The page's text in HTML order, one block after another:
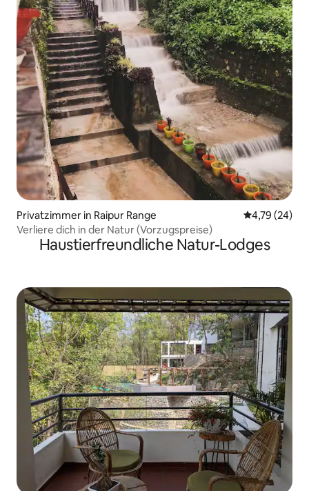
Privatzimmer in Raipur Range
4,79 (24)
Verliere dich in der Natur (Vorzugspreise)
Haustierfreundliche Natur-Lodges